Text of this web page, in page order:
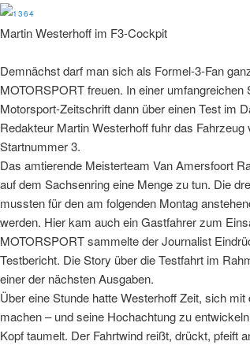
Martin Westerhoff im F3-Cockpit
Demnächst darf man sich als Formel-3-Fan
MOTORSPORT freuen. In einer
Motorsport-Zeitschrift dann über einen Test im
Redakteur Martin Westerhoff fuhr das
Startnummer 3.
Das amtierende Meisterteam Van Amersfoort
auf dem Sachsenring eine Menge zu tun. Die
mussten für den am folgenden Montag
werden. Hier kam auch ein Gastfahrer zum
MOTORSPORT sammelte der Journalist
Testbericht. Die Story über die Testfahrt im
einer der nächsten Ausgaben.
Über eine Stunde hatte Westerhoff Zeit, sich
machen – und seine Hochachtung zu
Kopf taumelt. Der Fahrtwind reißt, drückt, pfeift